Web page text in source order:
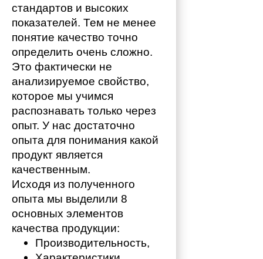
стандартов и высоких
показателей. Тем не менее
понятие качество точно
определить очень сложно.
Это фактически не
анализируемое свойство,
которое мы учимся
распознавать только через
опыт. У нас достаточно
опыта для понимания какой
продукт является
качественным.
Исходя из полученного
опыта мы выделили 8
основных элементов
качества продукции:
Производительность,